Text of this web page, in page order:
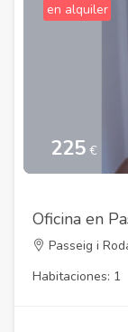
en alquiler
225 €
Oficina en
Passeig i
Habitaciones: 1